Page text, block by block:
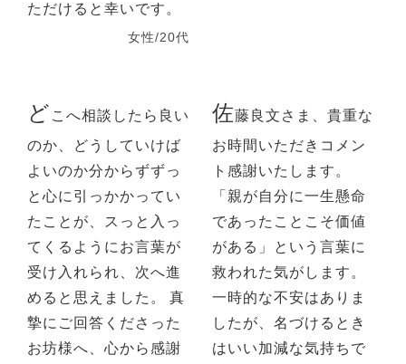
ただけると幸いです。
女性/20代
ど こへ相談したら良い
のか、どうしていけば
よいのか分からずずっ
と心に引っかかってい
たことが、スっと入っ
てくるようにお言葉が
受け入れられ、次へ進
めると思えました。 真
摯にご回答くださった
お坊様へ、心から感謝
佐藤良文さま、貴重な
お時間いただきコメン
ト感謝いたします。
「親が自分に一生懸命
であったことこそ価値
がある」という言葉に
救われた気がします。
一時的な不安はありま
したが、名づけるとき
はいい加減な気持ちで